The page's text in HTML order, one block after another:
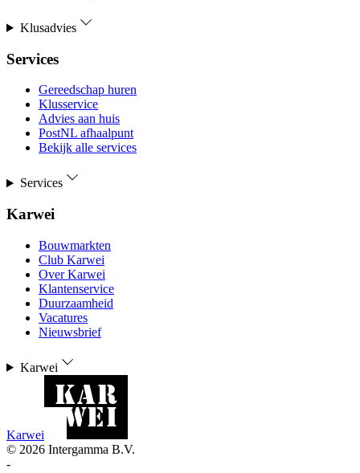
Klusadvies
Services
Gereedschap huren
Klusservice
Advies aan huis
PostNL afhaalpunt
Bekijk alle services
Services
Karwei
Bouwmarkten
Club Karwei
Over Karwei
Klantenservice
Duurzaamheid
Vacatures
Nieuwsbrief
Karwei
Karwei
© 2026 Intergamma B.V.
-